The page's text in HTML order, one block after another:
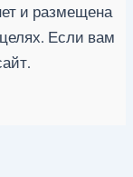
и размещена
Если вам